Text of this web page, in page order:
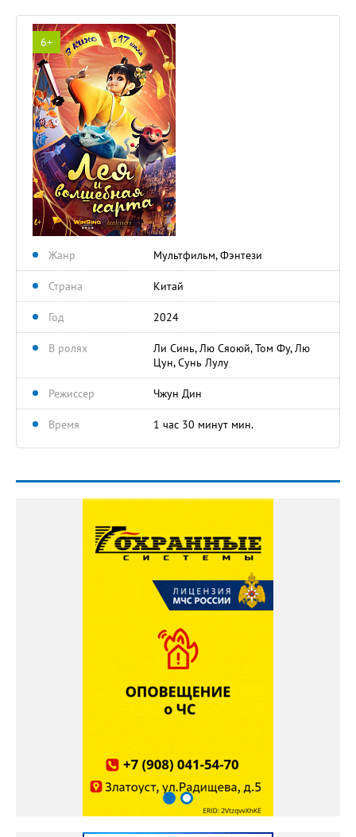
6+
Жанр Мультфильм, Фэнтези
Страна Китай
Год 2024
В ролях
Ли Синь, Лю Сяоюй, Том Фу, Лю
Цун, Сунь Лулу
Режиссер Чжун Дин
Время 1 час 30 минут мин.